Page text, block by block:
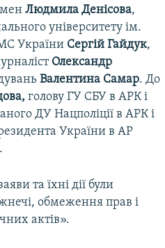
Людмила Денісова,
університету ім.
України Сергій Гайдук,
Олександр
Валентина Самар. До
голову ГУ СБУ в АРК і
ДУ Нацполіції в АРК і
України в АР
та їхні дії були
обмеження прав і
актів».